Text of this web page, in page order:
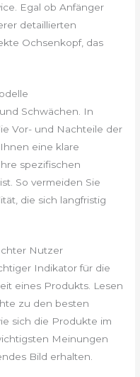
Egal ob Anfänger
detaillierten
Ochsenkopf, das
Schwächen. In
Vor- und Nachteile der
eine klare
spezifischen
So vermeiden Sie
die sich langfristig
Nutzer
Indikator für die
eines Produkts. Lesen
zu den besten
sich die Produkte im
Meinungen
Bild erhalten.